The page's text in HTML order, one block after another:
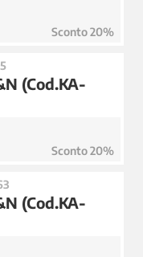
Sconto 20%
(Cod.KA-
Sconto 20%
(Cod.KA-